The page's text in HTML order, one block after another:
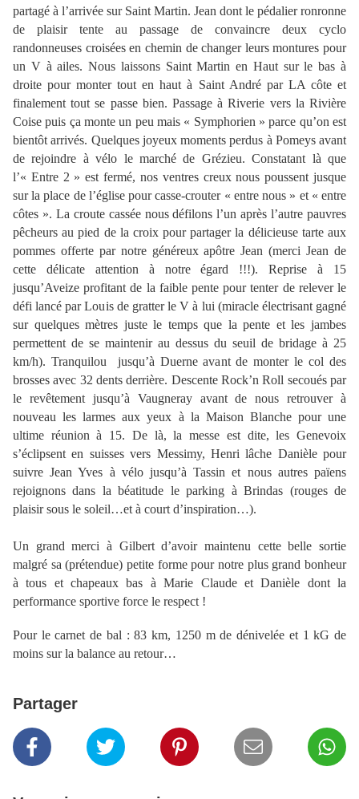
partagé à l’arrivée sur Saint Martin. Jean dont le pédalier ronronne
de plaisir tente au passage de convaincre deux cyclo
randonneuses croisées en chemin de changer leurs montures pour
un V à ailes. Nous laissons Saint Martin en Haut sur le bas à
droite pour monter tout en haut à Saint André par LA côte et
finalement tout se passe bien. Passage à Riverie vers la Rivière
Coise puis ça monte un peu mais « Symphorien » parce qu’on est
bientôt arrivés. Quelques joyeux moments perdus à Pomeys avant
de rejoindre à vélo le marché de Grézieu. Constatant là que
l’« Entre 2 » est fermé, nos ventres creux nous poussent jusque
sur la place de l’église pour casse-crouter « entre nous » et « entre
côtes ». La croute cassée nous défilons l’un après l’autre pauvres
pêcheurs au pied de la croix pour partager la délicieuse tarte aux
pommes offerte par notre généreux apôtre Jean (merci Jean de
cette délicate attention à notre égard !!!). Reprise à 15
jusqu’Aveize profitant de la faible pente pour tenter de relever le
défi lancé par Louis de gratter le V à lui (miracle électrisant gagné
sur quelques mètres juste le temps que la pente et les jambes
permettent de se maintenir au dessus du seuil de bridage à 25
km/h). Tranquilou jusqu’à Duerne avant de monter le col des
brosses avec 32 dents derrière. Descente Rock’n Roll secoués par
le revêtement jusqu’à Vaugneray avant de nous retrouver à
nouveau les larmes aux yeux à la Maison Blanche pour une
ultime réunion à 15. De là, la messe est dite, les Genevoix
s’éclipsent en suisses vers Messimy, Henri lâche Danièle pour
suivre Jean Yves à vélo jusqu’à Tassin et nous autres païens
rejoignons dans la béatitude le parking à Brindas (rouges de
plaisir sous le soleil…et à court d’inspiration…).
Un grand merci à Gilbert d’avoir maintenu cette belle sortie
malgré sa (prétendue) petite forme pour notre plus grand bonheur
à tous et chapeaux bas à Marie Claude et Danièle dont la
performance sportive force le respect !
Pour le carnet de bal : 83 km, 1250 m de dénivelée et 1 kG de
moins sur la balance au retour…
Partager